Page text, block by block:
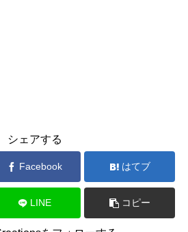
シェアする
Facebook はてブ
LINE コピー